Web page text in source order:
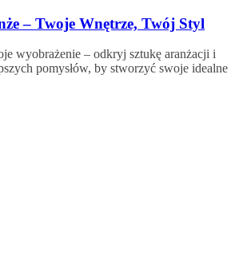
– Twoje Wnętrze, Twój Styl
wyobrażenie – odkryj sztukę aranżacji i
pomysłów, by stworzyć swoje idealne